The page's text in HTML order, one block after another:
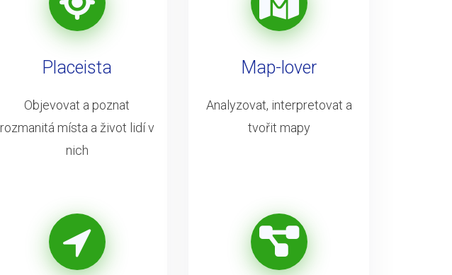
Placeista
Objevovat a poznat
rozmanitá místa a život lidí v
nich
Map-lover
Analyzovat, interpretovat a
tvořit mapy